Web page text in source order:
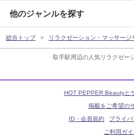
取手駅周辺の人気リラクゼー
他のジャンルを探す
総合トップ リラクゼーション・マッサージ
HOT PEPPER Beautyと
掲載をご希望の
ID・会員規約
プライ
ご利用ガイ